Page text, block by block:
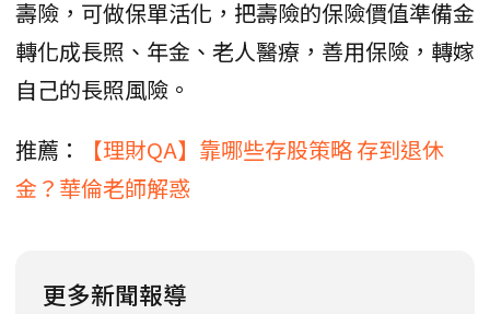
壽險，可做保單活化，把壽險的保險價值準備金
轉化成長照、年金、老人醫療，善用保險，轉嫁
自己的長照風險。
推薦：
【理財QA】靠哪些存股策略 存到退休
金？華倫老師解惑
更多新聞報導